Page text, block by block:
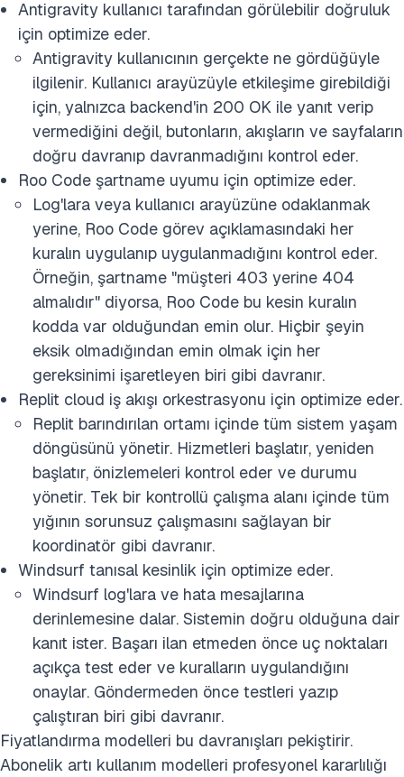
Antigravity kullanıcı tarafından görülebilir doğruluk
için optimize eder.
Antigravity kullanıcının gerçekte ne gördüğüyle
ilgilenir. Kullanıcı arayüzüyle etkileşime girebildiği
için, yalnızca backend'in 200 OK ile yanıt verip
vermediğini değil, butonların, akışların ve sayfaların
doğru davranıp davranmadığını kontrol eder.
Roo Code şartname uyumu için optimize eder.
Log'lara veya kullanıcı arayüzüne odaklanmak
yerine, Roo Code görev açıklamasındaki her
kuralın uygulanıp uygulanmadığını kontrol eder.
Örneğin, şartname "müşteri 403 yerine 404
almalıdır" diyorsa, Roo Code bu kesin kuralın
kodda var olduğundan emin olur. Hiçbir şeyin
eksik olmadığından emin olmak için her
gereksinimi işaretleyen biri gibi davranır.
Replit cloud iş akışı orkestrasyonu için optimize eder.
Replit barındırılan ortamı içinde tüm sistem yaşam
döngüsünü yönetir. Hizmetleri başlatır, yeniden
başlatır, önizlemeleri kontrol eder ve durumu
yönetir. Tek bir kontrollü çalışma alanı içinde tüm
yığının sorunsuz çalışmasını sağlayan bir
koordinatör gibi davranır.
Windsurf tanısal kesinlik için optimize eder.
Windsurf log'lara ve hata mesajlarına
derinlemesine dalar. Sistemin doğru olduğuna dair
kanıt ister. Başarı ilan etmeden önce uç noktaları
açıkça test eder ve kuralların uygulandığını
onaylar. Göndermeden önce testleri yazıp
çalıştıran biri gibi davranır.
Fiyatlandırma modelleri bu davranışları pekiştirir.
Abonelik artı kullanım modelleri profesyonel kararlılığı